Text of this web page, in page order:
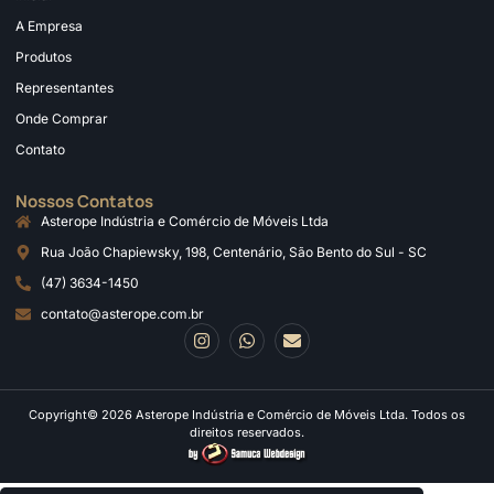
A Empresa
Produtos
Representantes
Onde Comprar
Contato
Nossos Contatos
Asterope Indústria e Comércio de Móveis Ltda
Rua João Chapiewsky, 198, Centenário, São Bento do Sul - SC
(47) 3634-1450
contato@asterope.com.br
Copyright© 2026 Asterope Indústria e Comércio de Móveis Ltda. Todos os
direitos reservados.